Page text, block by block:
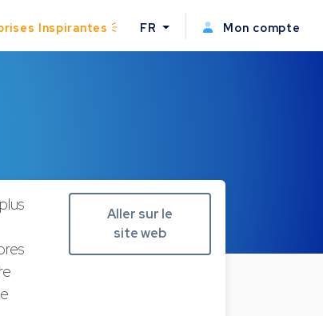
Inspirantes FR Mon compte
Aller sur le
site web